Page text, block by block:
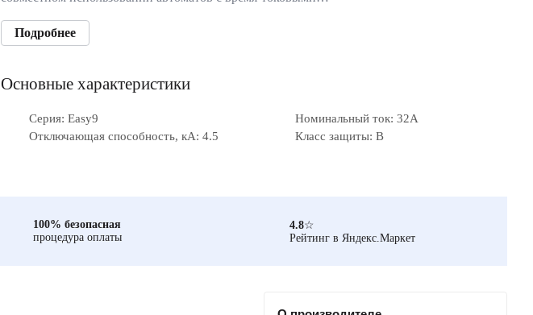
Подробнее
Основные характеристики
Серия: Easy9
Номинальный ток: 32А
Отключающая способность, кА: 4.5
Класс защиты: B
100% безопасная
процедура оплаты
4.8☆
Рейтинг в Яндекс.Маркет